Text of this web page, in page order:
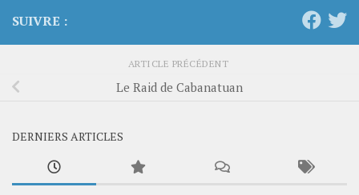
SUIVRE :
ARTICLE PRÉCÉDENT
Le Raid de Cabanatuan
DERNIERS ARTICLES